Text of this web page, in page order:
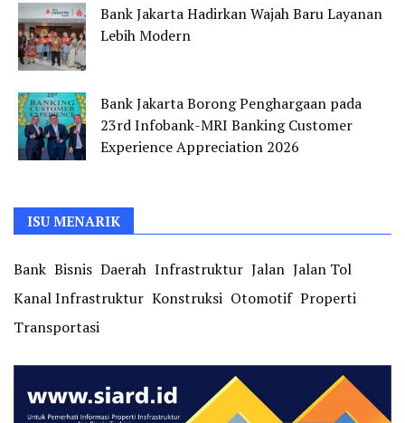
Bank Jakarta Hadirkan Wajah Baru Layanan
Lebih Modern
Bank Jakarta Borong Penghargaan pada
23rd Infobank-MRI Banking Customer
Experience Appreciation 2026
ISU MENARIK
Bank Bisnis Daerah Infrastruktur Jalan Jalan Tol
Kanal Infrastruktur Konstruksi Otomotif Properti
Transportasi